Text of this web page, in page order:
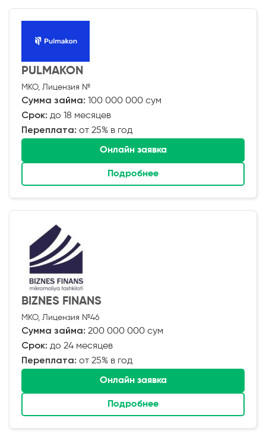
PULMAKON
МКО, Лицензия №
Сумма займа: 100 000 000 сум
Срок: до 18 месяцев
Переплата: от 25% в год
Онлайн заявка
Подробнее
BIZNES FINANS
МКО, Лицензия №46
Сумма займа: 200 000 000 сум
Срок: до 24 месяцев
Переплата: от 25% в год
Онлайн заявка
Подробнее